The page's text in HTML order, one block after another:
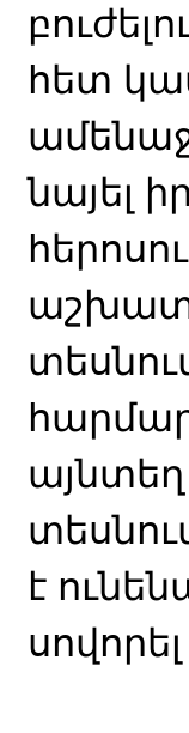
հետ
նայել
այնտեղ
է